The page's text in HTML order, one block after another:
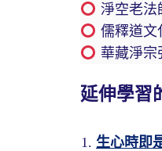
淨空老法
儒釋道文
華藏淨宗
延伸學習
生心時即